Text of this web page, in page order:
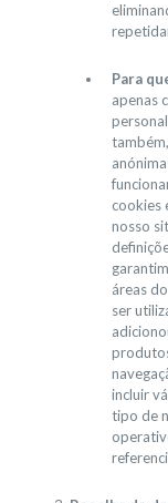
Para
apenas
cookies
nosso
áreas
ser
incluir
tipo de